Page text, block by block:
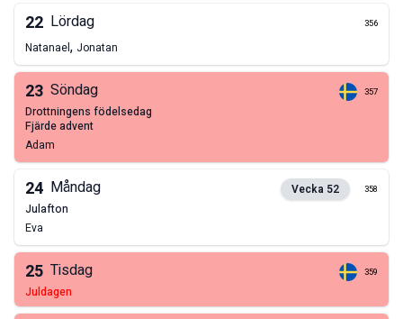
22 Lördag 356
Natanael, Jonatan
23 Söndag 357
drottningens födelsedag
fjärde advent
Adam
24 Måndag Vecka 52 358
julafton
Eva
25 Tisdag 359
juldagen